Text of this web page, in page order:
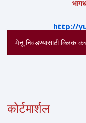
http://
मेनू निवडण्यासाठी क्लिक
कोर्टमार्शल